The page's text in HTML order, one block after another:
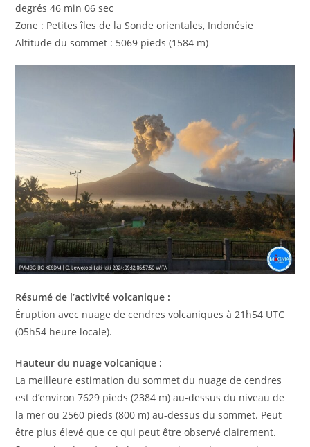
degrés 46 min 06 sec
Zone : Petites îles de la Sonde orientales, Indonésie
Altitude du sommet : 5069 pieds (1584 m)
Résumé de l’activité volcanique :
Éruption avec nuage de cendres volcaniques à 21h54 UTC
(05h54 heure locale).
Hauteur du nuage volcanique :
La meilleure estimation du sommet du nuage de cendres
est d’environ 7629 pieds (2384 m) au-dessus du niveau de
la mer ou 2560 pieds (800 m) au-dessus du sommet. Peut
être plus élevé que ce qui peut être observé clairement.